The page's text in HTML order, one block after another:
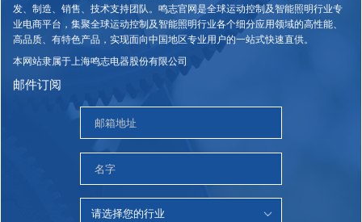
发、制造、销售、技术支持团队。鸣志官网是全球运动控制及智能照明行业专
业电商平台，集聚全球运动控制及智能照明行业各个细分应用领域的高性能、
高品质、有特色产品，实现面向中国地区专业用户的一站式快速直供。
本网站隶属于上海鸣志电器股份有限公司
邮件订阅